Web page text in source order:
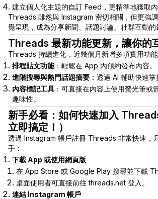
建立個人化主題的自訂 Feed，更精準地獲取
Threads 雖然與 Instagram 密切相關，但更強
覺呈現，成為分享新聞、話題討論、社群互動的
Threads 最新功能更新，讓你的
Threads 持續進化，近幾個月新增多項實用功能
排程貼文功能：輕鬆在 App 內預約發布內容。
進階搜尋與熱門話題摘要 ：透過 AI 輔助快速掌
內容標記工具 ：可直接在內容上使用螢光筆或
趣味性。
新手必看：如何快速加入
立即搞定！）
透過 Instagram 帳戶註冊 Threads 非常快速，
手：
下載 App 或使用網頁版
在 App Store 或 Google Play 搜尋並下載
桌面使用者可直接前往threads.net 登入。
連結 Instagram 帳戶